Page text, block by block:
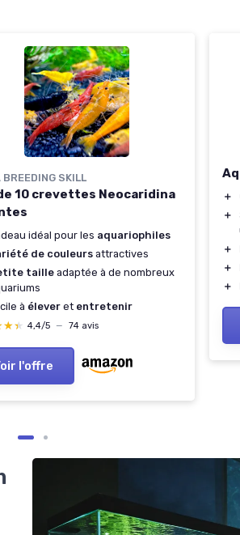
BREEDING SKILL
10 crevettes Neocaridina
idéal pour les aquariophiles
de couleursattractives
taille adaptée à de nombreux
à élever et entretenir
4,4/5 — 74 avis
l'offre
＋
＋
＋
＋
＋